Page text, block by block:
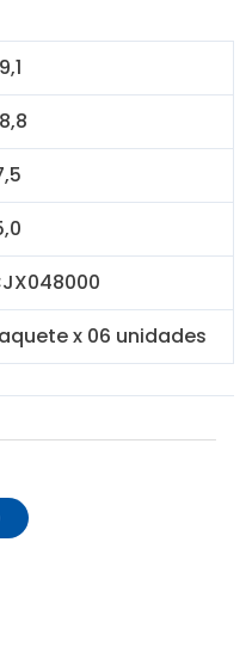
es:
S/ 129.00.
x 06 unidades